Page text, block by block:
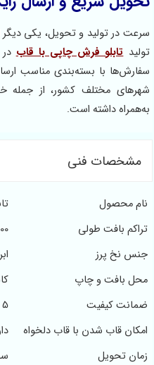
تولید و تحویل، یکی دیگر از
تابلو فرش چاپی با قابدر
با بسته‌بندی مناسب ارسال
مختلف کشور، از جمله
داشته است.
فنی
تابلو فرش
بافت طولی
پرز
و چاپ
کیفیت
قاب شدن با قاب دلخواه
دارد
سه